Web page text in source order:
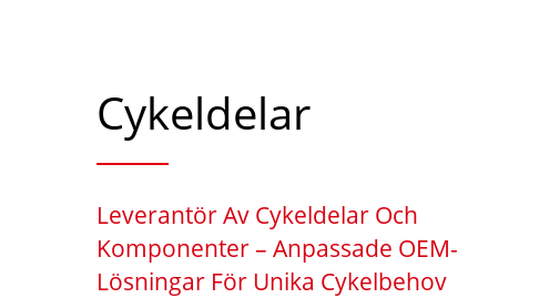
Cykeldelar
Leverantör Av Cykeldelar Och
Komponenter – Anpassade OEM-
Lösningar För Unika Cykelbehov